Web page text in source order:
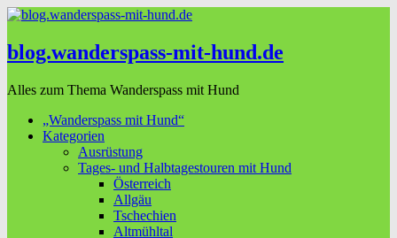
blog.wanderspass-mit-hund.de
Alles zum Thema Wanderspass mit Hund
„Wanderspass mit Hund“
Kategorien
Ausrüstung
Tages- und Halbtagestouren mit Hund
Österreich
Allgäu
Tschechien
Altmühltal